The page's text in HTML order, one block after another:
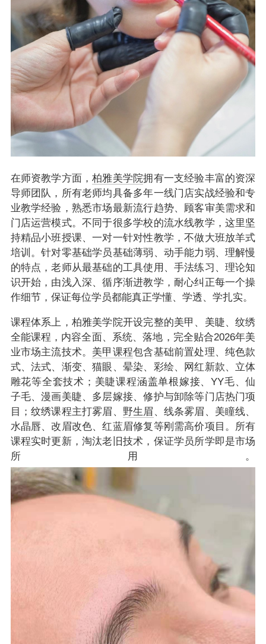
在师资教学方面，柏雅美学院拥有一支经验丰富的资深
导师团队，所有老师均具备多年一线门店实战经验和专
业教学经验，熟悉市场最新流行趋势、顾客审美需求和
门店运营模式。不同于很多学校的流水线教学，这里坚
持精品小班授课、一对一针对性教学，不做大班放羊式
培训。针对零基础学员基础薄弱、动手能力弱、理解慢
的特点，老师从最基础的工具使用、手法练习、理论知
识开始，由浅入深、循序渐进教学，耐心纠正每一个操
作细节，保证每位学员都能真正学懂、学透、学扎实。
课程体系上，柏雅美学院开设完整的美甲、美睫、纹绣
全能课程，内容全面、系统、落地，完全贴合2026年美
业市场主流技术。 美甲课程包含基础前置处理、纯色款
式、法式、渐变、猫眼、晕染、彩绘、网红新款、立体
雕花等全套技术；美睫课程涵盖单根嫁接、YY毛、仙
子毛、漫画美睫、多层嫁接、修护与卸除等门店热门项
目；纹绣课程主打雾眉、 野生眉 、线条雾眉、美瞳线、
水晶唇、改眉改色、红蓝眉修复等刚需高价项目。所有
课程实时更新，淘汰老旧技术，保证学员所学即是市场
所用。